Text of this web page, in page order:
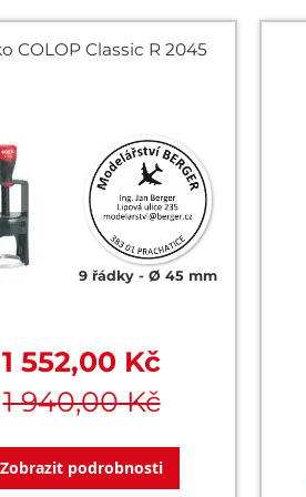
COLOP Classic R 2045
9 řádky Ø 45 mm
1 552,00 Kč
1 940,00 Kč
Zobrazit podrobnosti